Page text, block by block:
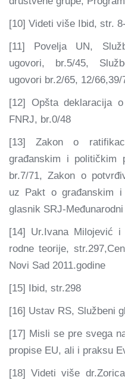
[10] Videti više Ibid, str.
[11] Povelja UN,
ugovori, br.5/45,
ugovori br.2/65, 12/66,39/
[12] Opšta deklaracija
FNRJ, br.0/48
[13] Zakon o
građanskim i političkim
br.7/71, Zakon o
uz Pakt o građanskim i
glasnik SRJ-
[14] Ur.Ivana Milojević i
rodne teorije,
Novi Sad 2011.godine
[15] Ibid, str.298
[16] Ustav RS, Službeni
[17] Misli se pre svega
propise EU, ali i praksu
[18] Videti više